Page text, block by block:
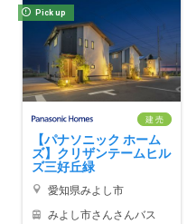
Pick up
建 売
【パナソニック ホーム
ズ】クリザンテームヒル
ズ三好丘緑
愛知県みよし市
みよし市さんさんバス